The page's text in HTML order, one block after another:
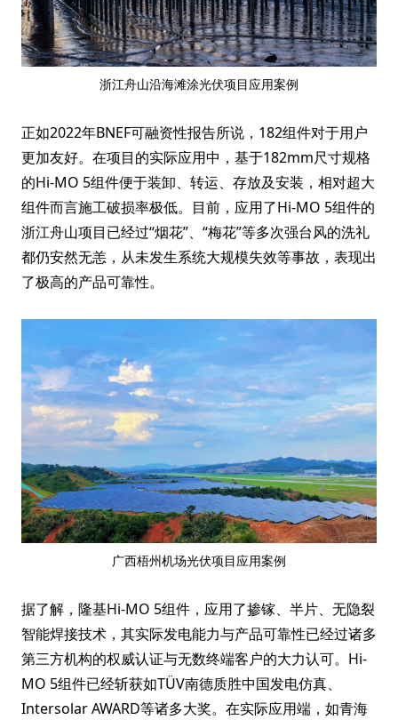
浙江舟山沿海滩涂光伏项目应用案例
正如2022年BNEF可融资性报告所说，182组件对于用户
更加友好。在项目的实际应用中，基于182mm尺寸规格
的Hi-MO 5组件便于装卸、转运、存放及安装，相对超大
组件而言施工破损率极低。目前，应用了Hi-MO 5组件的
浙江舟山项目已经过“烟花”、“梅花”等多次强台风的洗礼
都仍安然无恙，从未发生系统大规模失效等事故，表现出
了极高的产品可靠性。
广西梧州机场光伏项目应用案例
据了解，隆基Hi-MO 5组件，应用了掺镓、半片、无隐裂
智能焊接技术，其实际发电能力与产品可靠性已经过诸多
第三方机构的权威认证与无数终端客户的大力认可。Hi-
MO 5组件已经斩获如TÜV南德质胜中国发电仿真、
Intersolar AWARD等诸多大奖。在实际应用端，如青海